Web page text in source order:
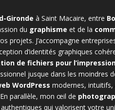
Gironde à Saint Macaire, entre
du graphisme et de la
projets. J’accompagne
d’identités graphiques
de fichiers pour
jusque dans les moindres
WordPress modernes,
parallèle, mon œil de
qui valorisent votre